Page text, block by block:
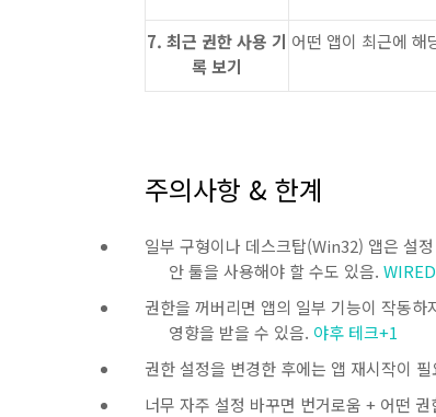
7. 최근 권한 사용 기
록 보기
어떤 앱이 최근에 해
주의사항 & 한계
일부 구형이나 데스크탑(Win32) 앱은 설
안 툴을 사용해야 할 수도 있음. WIRED
권한을 꺼버리면 앱의 일부 기능이 작동
영향을 받을 수 있음. 야후 테크+1
권한 설정을 변경한 후에는 앱 재시작이
너무 자주 설정 바꾸면 번거로움 + 어떤